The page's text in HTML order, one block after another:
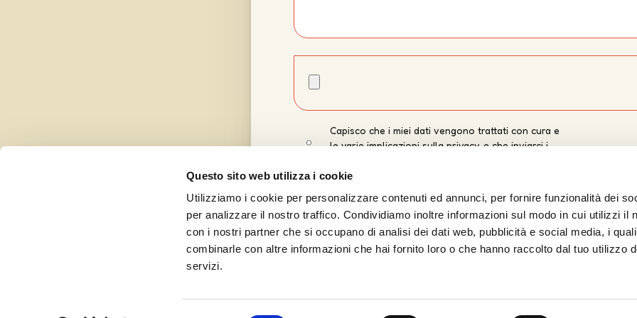
Questo sito web utilizza i cookie
Utilizziamo i cookie per personalizzare contenuti ed annunci, per fornire funzionalità dei
per analizzare il nostro traffico. Condividiamo inoltre informazioni sul modo in cui utilizzi il
con i nostri partner che si occupano di analisi dei dati web, pubblicità e social media, i
combinarle con altre informazioni che hai fornito loro o che hanno raccolto dal tuo utilizzo
servizi.
Capisco che i miei dati vengono trattati con cura e
le varie implicazioni sulla privacy, e che inviarci i
pubblicazione